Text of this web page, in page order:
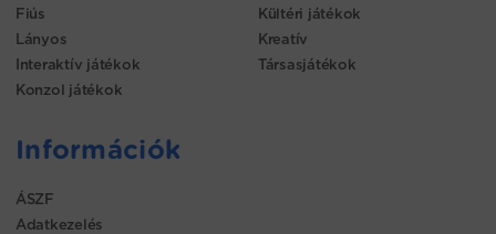
Fiús
Lányos
Interaktív játékok
Konzol játékok
Kültéri játékok
Kreatív
Társasjátékok
Információk
ÁSZF
Adatkezelés